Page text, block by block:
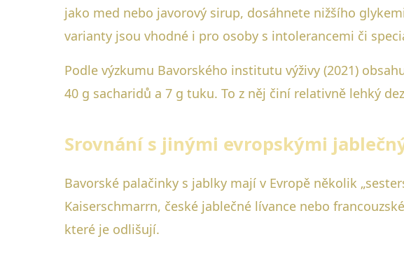
jako med nebo javorový sirup, dosáhnete nižšího
varianty jsou vhodné i pro osoby s intolerancemi či
Podle výzkumu Bavorského institutu výživy (2021)
40 g sacharidů a 7 g tuku. To z něj činí relativně lehký
Srovnání s jinými evropskými
Bavorské palačinky s jablky mají v Evropě několik
Kaiserschmarrn, české jablečné lívance nebo
které je odlišují.